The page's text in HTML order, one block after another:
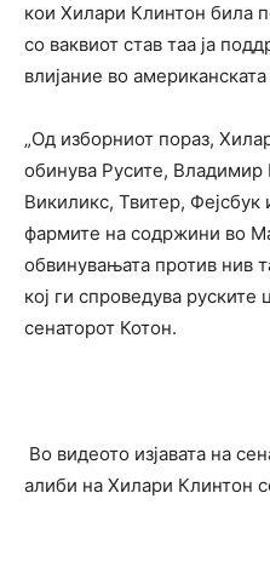
кои Хилари Клинтон била
со ваквиот став таа ја
влијание во
„Од изборниот пораз,
обинува Русите,
Викиликс, Твитер,
фармите на содржини во
обвинувањата против нив
кој ги спроведува
сенаторот Котон.
Во видеото изјавата на
алиби на Хилари Клинтон